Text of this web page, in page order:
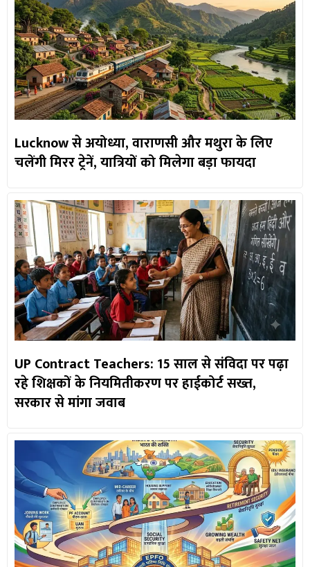
Lucknow से अयोध्या, वाराणसी और मथुरा के लिए
चलेंगी मिरर ट्रेनें, यात्रियों को मिलेगा बड़ा फायदा
UP Contract Teachers: 15 साल से संविदा पर पढ़ा
रहे शिक्षकों के नियमितीकरण पर हाईकोर्ट सख्त,
सरकार से मांगा जवाब